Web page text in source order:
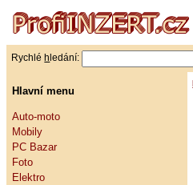
Rychlé h ledání:
Hlavní menu
Auto-moto
Mobily
PC Bazar
Foto
Elektro